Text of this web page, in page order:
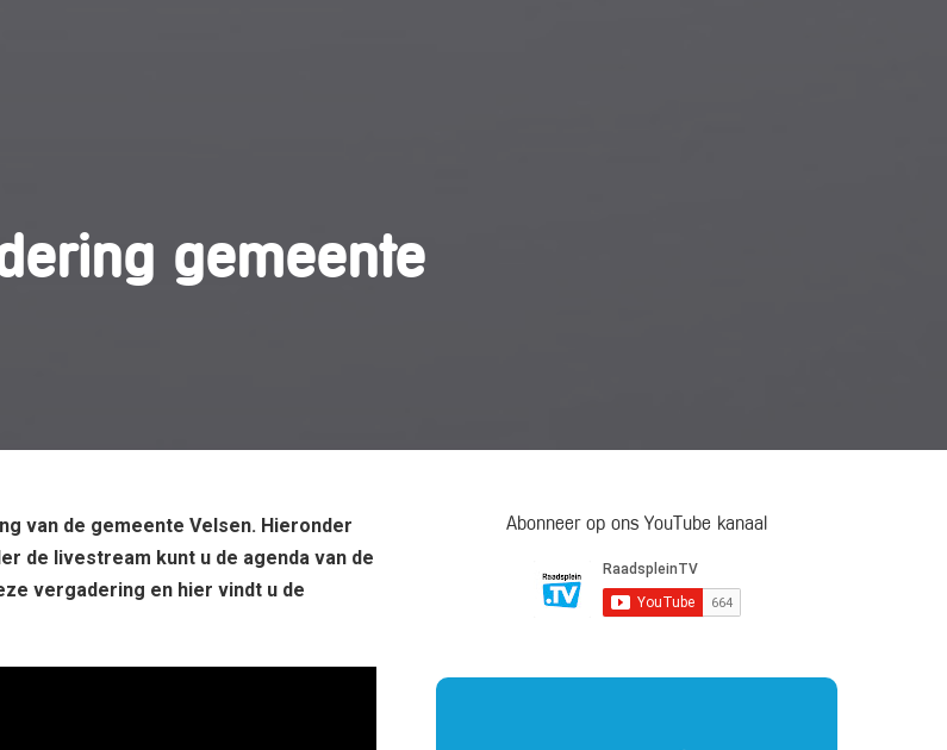
gemeente
van de gemeente Velsen. Hieronder
de livestream kunt u de agenda van de
vergadering en hier vindt u de
Abonneer op ons YouTube kanaal